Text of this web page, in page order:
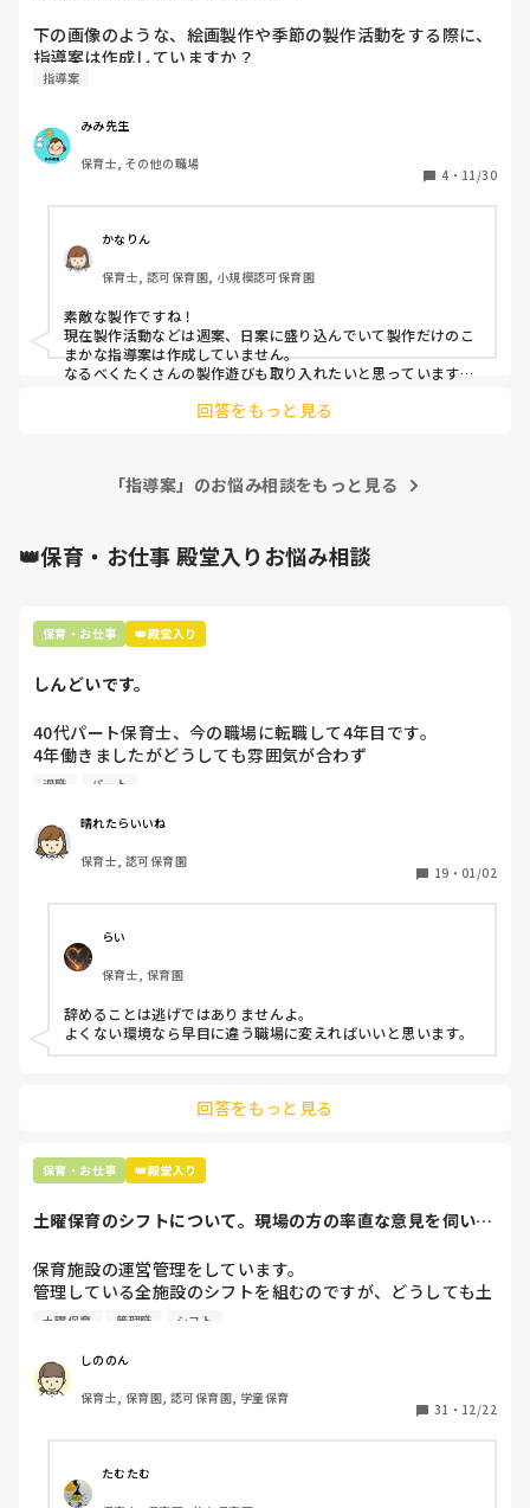
自分たちがやってきたレベルを求めることが、間違っているの
だなと思うようにしました。
気持ちを汲み取ることも大切かなと思います。あとは、プライ
ベートの相談に乗ったり、仕事で上手くやり抜くコツを伝えた
りなど、「頼れる先輩」になることを大事にして、信頼関係を
築いてすこーしずつ伝えています。
下の画像のような、絵画製作や季節の製作活動をする際に、
指導案は作成していますか？
指導案
みみ先生
保育士, その他の職場
4 ・ 11/30
かなりん
保育士, 認可保育園, 小規模認可保育園
素敵な製作ですね！
現在製作活動などは週案、日案に盛り込んでいて製作だけのこ
まかな指導案は作成していません。
なるべくたくさんの製作遊びも取り入れたいと思っています。
回答をもっと見る
「指導案」のお悩み相談をもっと見る
👑保育・お仕事 殿堂入りお悩み相談
保育・お仕事 👑殿堂入り
しんどいです。
40代パート保育士、今の職場に転職して4年目です。
4年働きましたがどうしても雰囲気が合わず
退職しようと思っています。
周りの職員は、勤続10年以上から何十年という先生がほとん
どです。
保護者子どもの愚痴悪口が多く、
今で言う不適切保育も
仕方ないよね
もう何も言わずに
子どもの言いなりになればいいんだね
などいう意見で…
上の先生に相談することは難しそうです。
最後の職場にしようと思っていましたが
辞めることは逃げ、と、過去辞めた人も何年も言われ続けて
います
退職 パート
晴れたらいいね
保育士, 認可保育園
19 ・ 01/02
らい
保育士, 保育園
辞めることは逃げではありませんよ。
よくない環境なら早目に違う職場に変えればいいと思います。
回答をもっと見る
保育・お仕事 👑殿堂入り
土曜保育のシフトについて。現場の方の率直な意見を伺いた
保育施設の運営管理をしています。
管理している全施設のシフトを組むのですが、どうしても土
曜保育だけは入れる方が少なく、いつも苦労しています。
て入職しているはずですが、いざ勤務が始まると一日も土曜
出勤が出来ない方ばかりです。
①土曜日の希望休は2日まで、と制限をかける
②毎月、必ず土曜保育に入ることのできる日を1日だけピッ
クアップしてもらう
土曜保育 管理職 シフト
しののん
保育士, 保育園, 認可保育園, 学童保育
31 ・ 12/22
たむたむ